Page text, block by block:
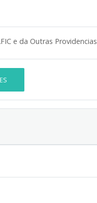
e da Outras Providencias